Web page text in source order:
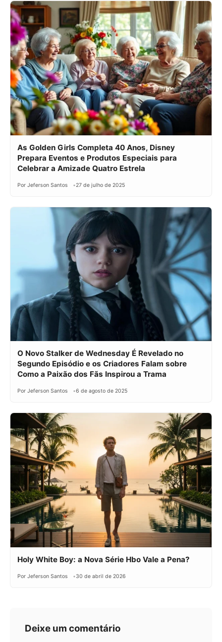
As Golden Girls Completa 40 Anos, Disney
Prepara Eventos e Produtos Especiais para
Celebrar a Amizade Quatro Estrela
Por Jeferson Santos 27 de julho de 2025
O Novo Stalker de Wednesday É Revelado no
Segundo Episódio e os Criadores Falam sobre
Como a Paixão dos Fãs Inspirou a Trama
Por Jeferson Santos 6 de agosto de 2025
Holy White Boy: a Nova Série Hbo Vale a Pena?
Por Jeferson Santos 30 de abril de 2026
Deixe um comentário